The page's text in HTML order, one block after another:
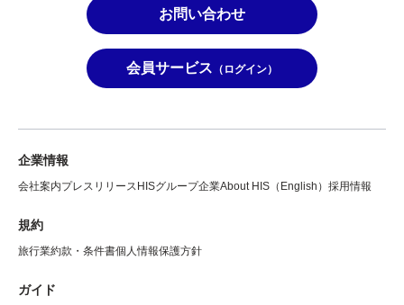
お問い合わせ
会員サービス （ログイン）
企業情報
会社案内プレスリリース HISグループ企業About HIS（English） 採用情報
規約
旅行業約款・条件書個人情報保護方針
ガイド